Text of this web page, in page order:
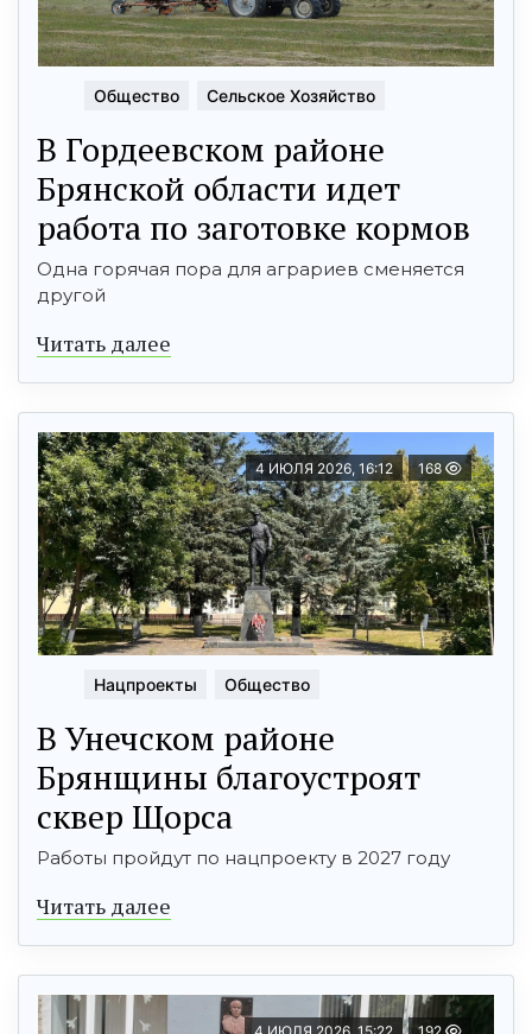
Общество Сельское Хозяйство
В Гордеевском районе
Брянской области идет
работа по заготовке кормов
Одна горячая пора для аграриев сменяется
другой
Читать далее
4 ИЮЛЯ 2026, 16:12 168
Нацпроекты Общество
В Унечском районе
Брянщины благоустроят
сквер Щорса
Работы пройдут по нацпроекту в 2027 году
Читать далее